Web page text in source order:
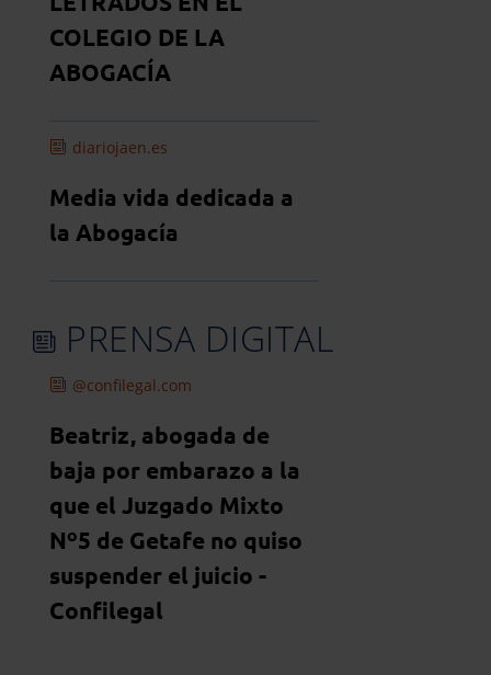
COLEGIO DE LA
ABOGACÍA
diariojaen.es
Media vida dedicada a
la Abogacía
PRENSA DIGITAL
@confilegal.com
Beatriz, abogada de
baja por embarazo a la
que el Juzgado Mixto
Nº5 de Getafe no quiso
suspender el juicio -
Confilegal